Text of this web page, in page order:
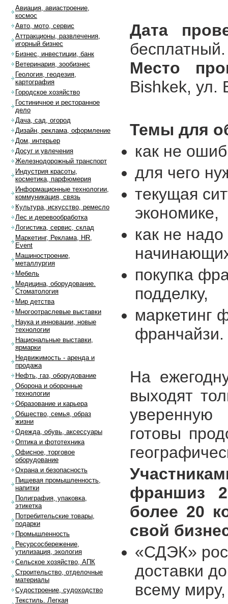
Дата
бесплатный.
Место
Bishkek, ул.
Темы для
как не
для чего
текущая
экономике,
как не
покупка
подделку,
маркетинг
франчайзи.
На
выходят
готовы
франшиз
более 20
свой
«СДЭК»
доставки
всему миру,
Авиация, авиастроение,
космос
Авто, мото, сервис
Аттракционы, развлечения,
игорный бизнес
Бизнес, инвестиции, банк
Ветеринария, зообизнес
Геология, геодезия,
картография
Городское хозяйство
Гостиничное и ресторанное
дело
Дача, сад, огород
Дизайн, реклама, оформление
Дом, интерьер
Досуг и увлечения
Железнодорожный транспорт
Индустрия красоты,
косметика, парфюмерия
Информационные технологии,
коммуникация, связь
Культура, искусство, ремесло
Лес и деревообработка
Логистика, сервис, склад
Маркетинг, Реклама, HR,
Event
Машиностроение,
металлургия
Мебель
Медицина, оборудование.
Стоматология
Мир детства
Многоотраслевые выставки
Наука и инновации, новые
технологии
Национальные выставки,
ярмарки
Недвижимость - аренда и
продажа
Нефть, газ, оборудование
Оборона и оборонные
технологии
Образование и карьера
Общество, семья, образ
жизни
Одежда, обувь, аксессуары
Оптика и фототехника
Офисное, торговое
оборудование
Охрана и безопасность
Пищевая промышленность,
напитки
Полиграфия, упаковка,
этикетка
Потребительские товары,
подарки
Промышленность
Ресурсосбережение,
утилизация, экология
Сельское хозяйство, АПК
Строительство, отделочные
материалы
Судостроение, судоходство
Текстиль. Легкая